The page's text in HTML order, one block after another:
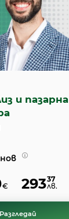
и пазарна
Разгледай
29337
лв.
€